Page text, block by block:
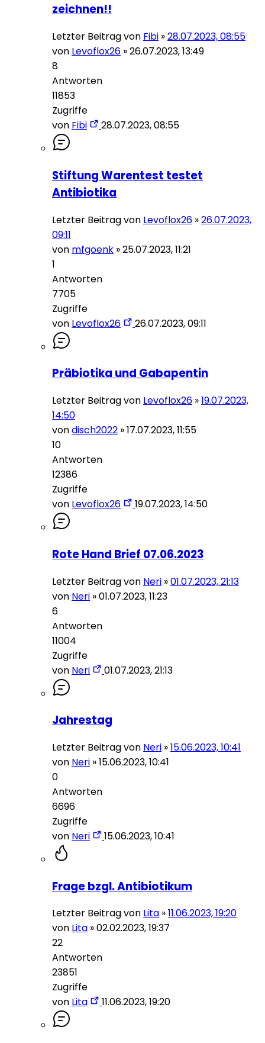
zeichnen!!
Letzter Beitrag von Fibi »28.07.2023, 08:55
von Levoflox26 »26.07.2023, 13:49
8
Antworten
11853
Zugriffe
von Fibi 28.07.2023, 08:55
Stiftung Warentest testet
Antibiotika
Letzter Beitrag von Levoflox26 »26.07.2023,
09:11
von mfgoenk »25.07.2023, 11:21
1
Antworten
7705
Zugriffe
von Levoflox26 26.07.2023, 09:11
Präbiotika und Gabapentin
Letzter Beitrag von Levoflox26 »19.07.2023,
14:50
vondisch2022 »17.07.2023, 11:55
10
Antworten
12386
Zugriffe
von Levoflox26 19.07.2023, 14:50
Rote Hand Brief 07.06.2023
Letzter Beitrag von Neri »01.07.2023, 21:13
von Neri »01.07.2023, 11:23
6
Antworten
11004
Zugriffe
von Neri 01.07.2023, 21:13
Jahrestag
Letzter Beitrag von Neri »15.06.2023, 10:41
von Neri »15.06.2023, 10:41
0
Antworten
6696
Zugriffe
von Neri 15.06.2023, 10:41
Frage bzgl. Antibiotikum
Letzter Beitrag von Lita »11.06.2023, 19:20
von Lita »02.02.2023, 19:37
22
Antworten
23851
Zugriffe
von Lita 11.06.2023, 19:20